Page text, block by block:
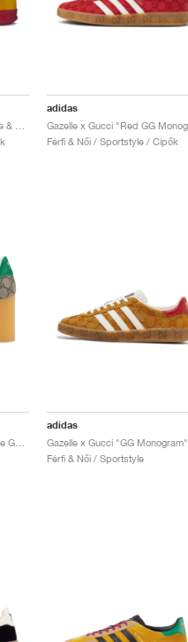
adidas
Férfi & Női / Sportstyle / Cipők
Gazelle Wedge x Gucci "Beige GG Monogram"
adidas
Gazelle x Gucci "GG Monogram"
Férfi & Női / Sportstyle